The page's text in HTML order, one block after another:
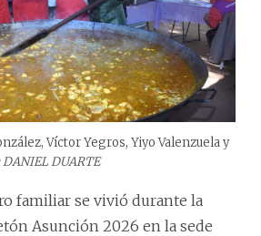
Víctor Yegros, Yiyo Valenzuela y
DANIEL DUARTE
familiar se vivió durante la
Asunción 2026 en la sede